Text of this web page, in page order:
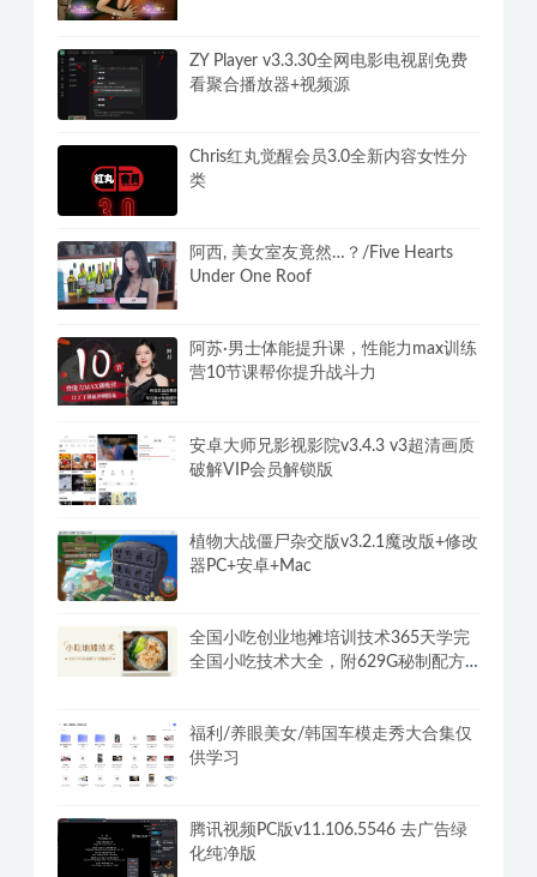
ZY Player v3.3.30全网电影电视剧免费
看聚合播放器+视频源
Chris红丸觉醒会员3.0全新内容女性分
类
阿西, 美女室友竟然…？/Five Hearts
Under One Roof
阿苏·男士体能提升课，性能力max训练
营10节课帮你提升战斗力
安卓大师兄影视影院v3.4.3 v3超清画质
破解VIP会员解锁版
植物大战僵尸杂交版v3.2.1魔改版+修改
器PC+安卓+Mac
全国小吃创业地摊培训技术365天学完
全国小吃技术大全，附629G秘制配方
福利/养眼美女/韩国车模走秀大合集仅
供学习
腾讯视频PC版v11.106.5546 去广告绿
化纯净版